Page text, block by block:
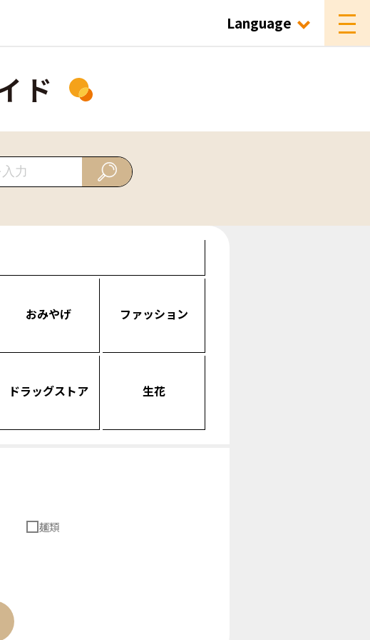
Language
ド
おみやげ ファッション
ドラッグストア 生花
麺類